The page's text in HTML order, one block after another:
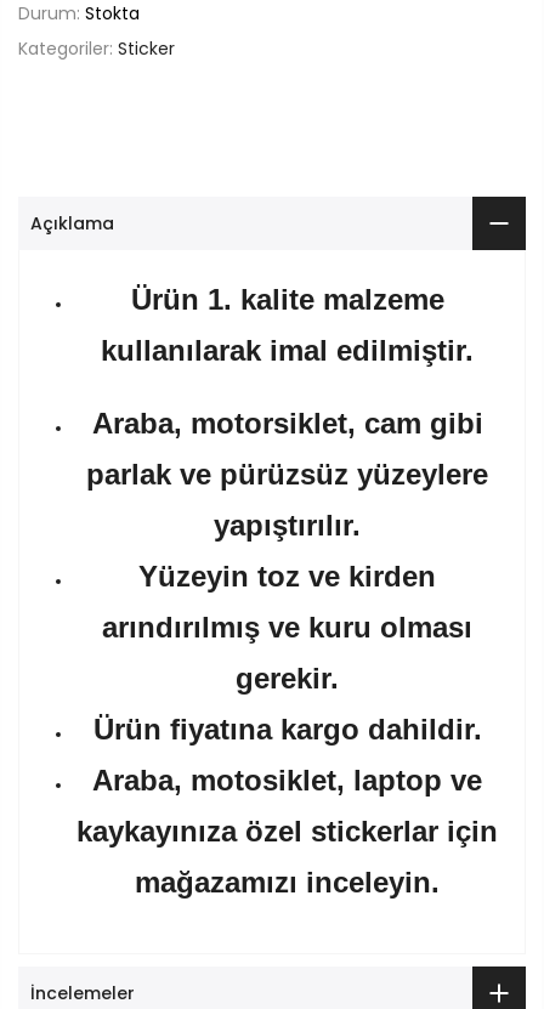
Durum: Stokta
Kategoriler: Sticker
Açıklama
Ürün 1. kalite malzeme
kullanılarak imal edilmiştir.
Araba, motorsiklet, cam gibi
parlak ve pürüzsüz yüzeylere
yapıştırılır.
Yüzeyin toz ve kirden
arındırılmış ve kuru olması
gerekir.
Ürün fiyatına kargo dahildir.
Araba, motosiklet, laptop ve
kaykayınıza özel stickerlar için
mağazamızı inceleyin.
İncelemeler